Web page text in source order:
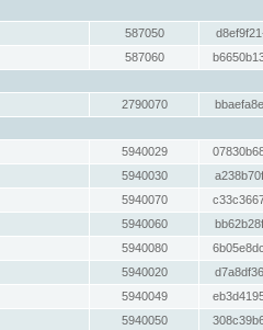
587050
587060
2790070
5940029
5940030
5940070
5940060
5940080
5940020
5940049
5940050